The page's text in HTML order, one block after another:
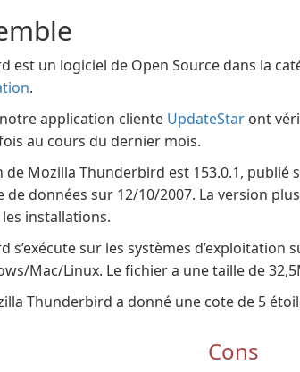
est un logiciel de Open Source dans la
.
application cliente UpdateStar ont
au cours du dernier mois.
de Mozilla Thunderbird est 153.0.1, publié
données sur 12/10/2007. La version
installations.
s’exécute sur les systèmes d’exploitation
Mac/Linux. Le fichier a une taille de
Thunderbird a donné une cote de 5
Cons